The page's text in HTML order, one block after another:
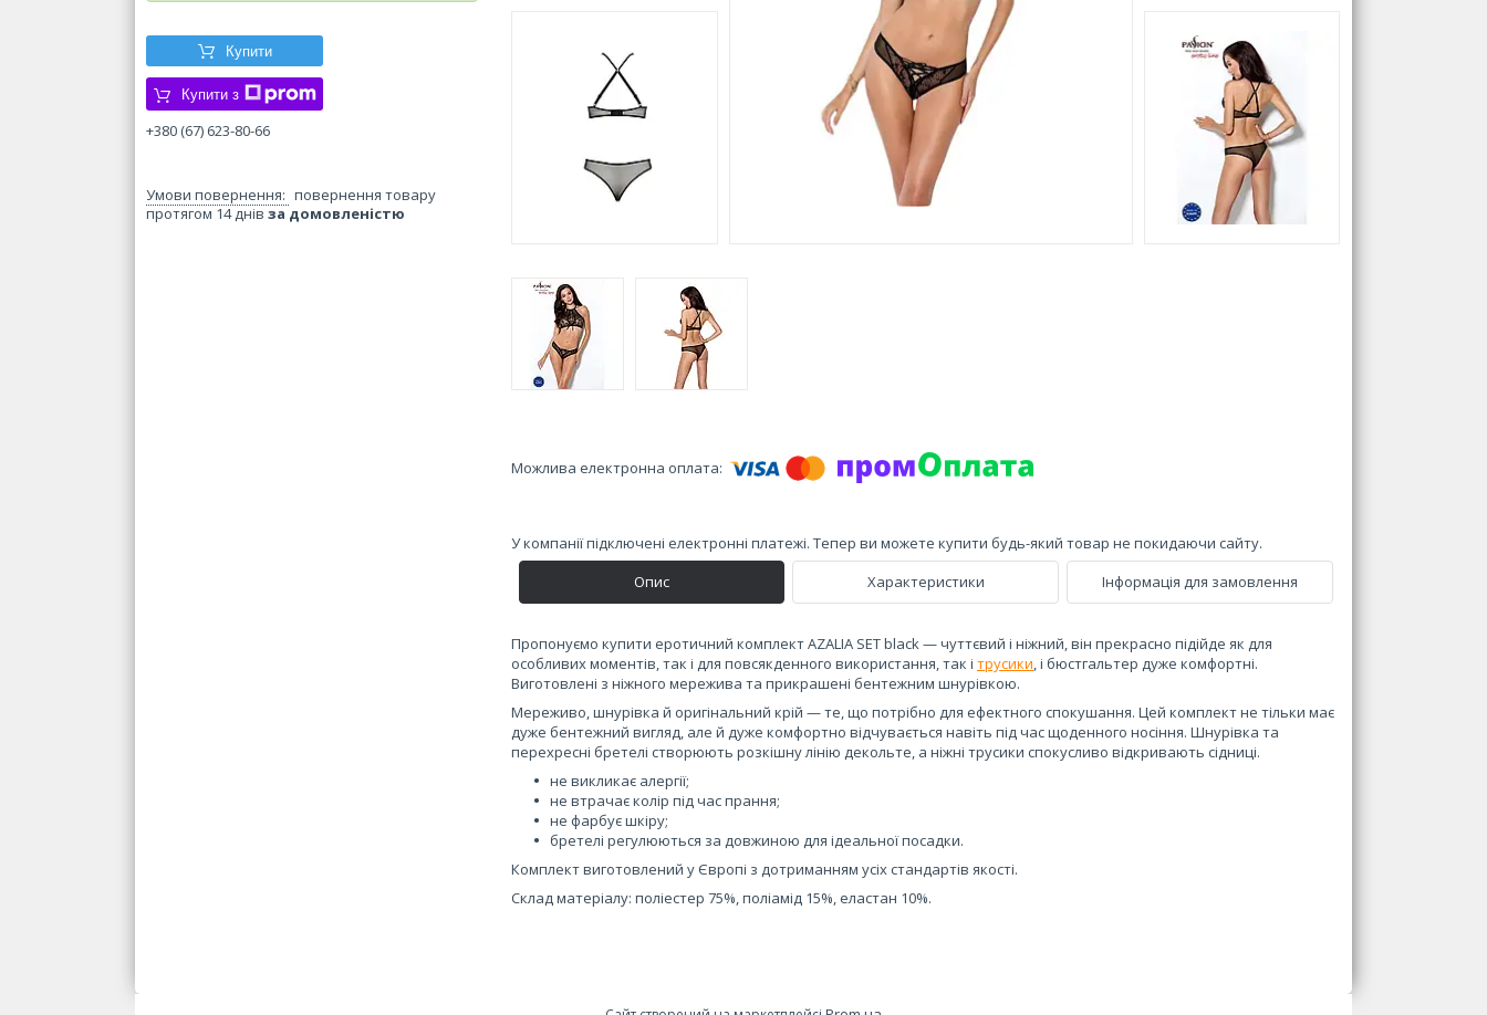
Купити
Купити з
+380 (67) 623-80-66
повернення товару
протягом 14 днів за домовленістю
У компанії підключені електронні платежі. Тепер ви можете купити будь-який товар не покидаючи сайту.
Опис
Характеристики Інформація для замовлення
Пропонуємо купити еротичний комплект AZALIA SET black — чуттєвий і ніжний, він прекрасно підійде як для
особливих моментів, так і для повсякденного використання, так і трусики, і бюстгальтер дуже комфортні.
Виготовлені з ніжного мережива та прикрашені бентежним шнурівкою.
Мереживо, шнурівка й оригінальний крій — те, що потрібно для ефектного спокушання. Цей комплект не тільки має
дуже бентежний вигляд, але й дуже комфортно відчувається навіть під час щоденного носіння. Шнурівка та
перехресні бретелі створюють розкішну лінію декольте, а ніжні трусики спокусливо відкривають сідниці.
не викликає алергії;
не втрачає колір під час прання;
не фарбує шкіру;
бретелі регулюються за довжиною для ідеальної посадки.
Комплект виготовлений у Європі з дотриманням усіх стандартів якості.
Склад матеріалу: поліестер 75%, поліамід 15%, еластан 10%.